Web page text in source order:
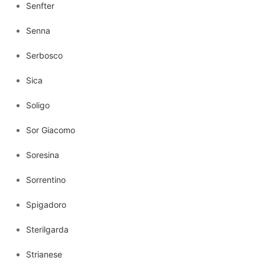
Senfter
Senna
Serbosco
Sica
Soligo
Sor Giacomo
Soresina
Sorrentino
Spigadoro
Sterilgarda
Strianese